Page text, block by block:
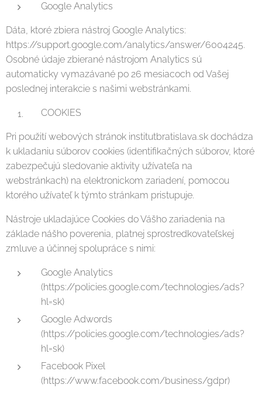
Google Analytics
Dáta, ktoré zbiera nástroj Google Analytics:
https://support.google.com/analytics/answer/6004245.
Osobné údaje zbierané nástrojom Analytics sú
automaticky vymazávané po 26 mesiacoch od Vašej
poslednej interakcie s našimi webstránkami.
COOKIES
Pri použití webových stránok institutbratislava.sk dochádza
k ukladaniu súborov cookies (identifikačných súborov, ktoré
zabezpečujú sledovanie aktivity užívateľa na
webstránkach) na elektronickom zariadení, pomocou
ktorého užívateľ k týmto stránkam pristupuje.
Nástroje ukladajúce Cookies do Vášho zariadenia na
základe nášho poverenia, platnej sprostredkovateľskej
zmluve a účinnej spolupráce s nimi:
Google Analytics
(https://policies.google.com/technologies/ads?
hl=sk)
Google Adwords
(https://policies.google.com/technologies/ads?
hl=sk)
Facebook Pixel
(https://www.facebook.com/business/gdpr)